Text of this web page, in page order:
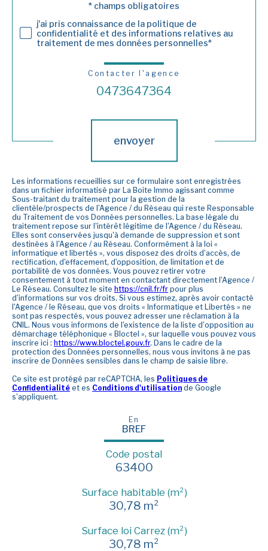
* champs obligatoires
j'ai pris connaissance de la politique de
confidentialité et des informations relatives au
traitement de mes données personnelles*
Contacter l'agence
0473647364
envoyer
Les informations recueillies sur ce formulaire sont enregistrées
dans un fichier informatisé par La Boite Immo agissant comme
Sous-traitant du traitement pour la gestion de la
clientèle/prospects de l'Agence / du Réseau qui reste Responsable
du Traitement de vos Données personnelles. La base légale du
traitement repose sur l'intérêt légitime de l'Agence / du Réseau.
Elles sont conservées jusqu'à demande de suppression et sont
destinées à l'Agence / au Réseau. Conformément à la loi «
informatique et libertés », vous disposez des droits d’accès, de
rectification, d’effacement, d’opposition, de limitation et de
portabilité de vos données. Vous pouvez retirer votre
consentement à tout moment en contactant directement l’Agence /
Le Réseau. Consultez le site https://cnil.fr/fr pour plus
d’informations sur vos droits. Si vous estimez, après avoir contacté
l'Agence / le Réseau, que vos droits « Informatique et Libertés » ne
sont pas respectés, vous pouvez adresser une réclamation à la
CNIL. Nous vous informons de l’existence de la liste d'opposition au
démarchage téléphonique « Bloctel », sur laquelle vous pouvez vous
inscrire ici : https://www.bloctel.gouv.fr. Dans le cadre de la
protection des Données personnelles, nous vous invitons à ne pas
inscrire de Données sensibles dans le champ de saisie libre.
Ce site est protégé par reCAPTCHA, les Politiques de
Confidentialité et es Conditions d'utilisation de Google
s'appliquent.
En
BREF
Code postal
63400
Surface habitable (m²)
30,78 m²
Surface loi Carrez (m²)
30,78 m²